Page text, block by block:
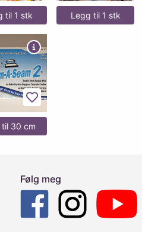
til 1 stk Legg til 1 stk
Legg til favoritter
til 30 cm
Følg meg